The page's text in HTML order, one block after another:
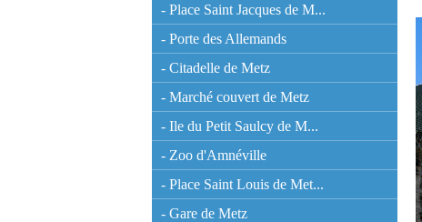
- Place Saint Jacques de M...
- Porte des Allemands
- Citadelle de Metz
- Marché couvert de Metz
- Ile du Petit Saulcy de M...
- Zoo d'Amnéville
- Place Saint Louis de Met...
- Gare de Metz